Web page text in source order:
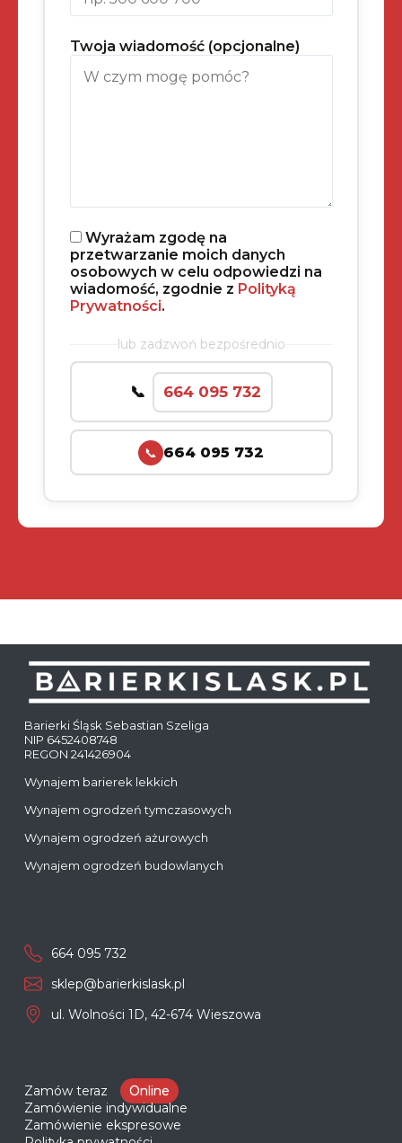
Twoja wiadomość (opcjonalne)
Wyrażam zgodę na
przetwarzanie moich danych
osobowych w celu odpowiedzi na
wiadomość, zgodnie z Polityką
Prywatności.
lub zadzwoń bezpośrednio
664 095 732
📞 664 095 732
Barierki Śląsk Sebastian Szeliga
NIP 6452408748
REGON 241426904
Wynajem barierek lekkich
Wynajem ogrodzeń tymczasowych
Wynajem ogrodzeń ażurowych
Wynajem ogrodzeń budowlanych
664 095 732
sklep@barierkislask.pl
ul. Wolności 1D, 42-674 Wieszowa
Zamów teraz
Online
Zamówienie indywidualne
Zamówienie ekspresowe